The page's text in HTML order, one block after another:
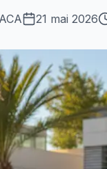
21 mai 2026